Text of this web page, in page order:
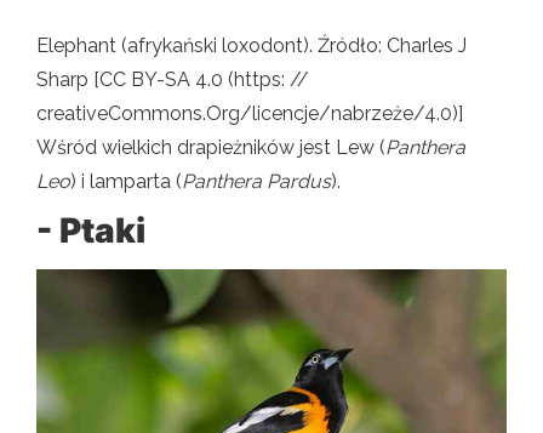
Elephant (afrykański loxodont). Źródło: Charles J
Sharp [CC BY-SA 4.0 (https: //
creativeCommons.Org/licencje/nabrzeże/4.0)]
Wśród wielkich drapieżników jest Lew (Panthera
Leo) i lamparta (Panthera Pardus).
- Ptaki